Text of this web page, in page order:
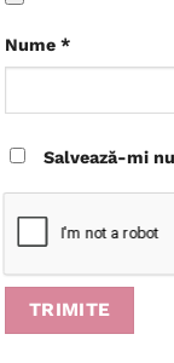
Nume *
Salvează-mi